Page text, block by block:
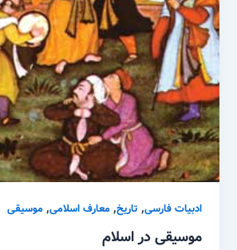
ادبیات فارسی, تاریخ,معارف اسلامی,موسیقی
موسیقی در اسلام